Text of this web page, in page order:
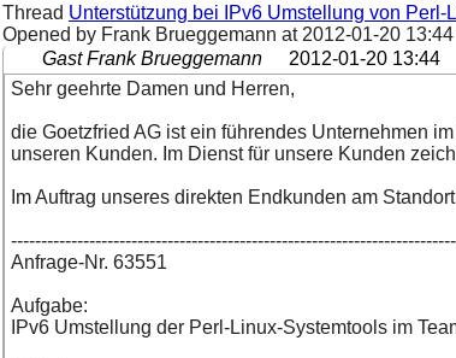
Thread Unterstützung bei IPv6 Umstellung von
Opened by Frank Brueggemann at 2012-01-20 13:44
Gast Frank Brueggemann
2012-01-20 13:44
Sehr geehrte Damen und Herren,
die Goetzfried AG ist ein führendes Unternehmen
unseren Kunden. Im Dienst für unsere Kunden
Im Auftrag unseres direkten Endkunden am
Anfrage-Nr. 63551
Aufgabe:
IPv6 Umstellung der Perl-Linux-Systemtools im